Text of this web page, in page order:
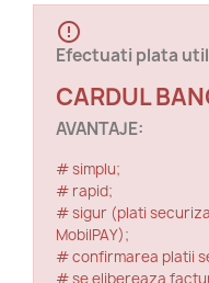
error_outline
Efectuati plata
CARDUL
AVANTAJE:
# simplu;
# rapid;
# sigur (plati
MobilPAY);
# confirmarea platii
# se elibereaza